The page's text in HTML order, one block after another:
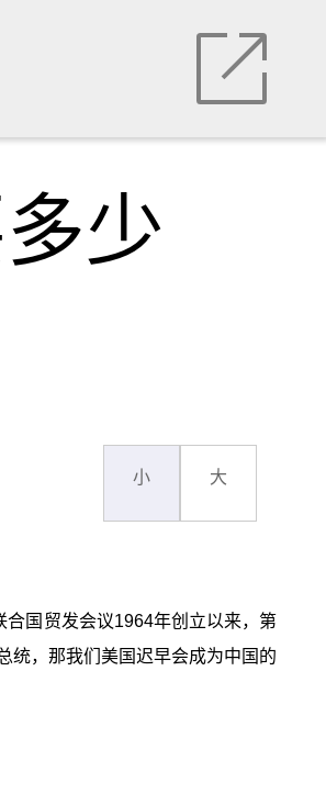
少
小 大
国贸发会议1964年创立以来，第
统，那我们美国迟早会成为中国的